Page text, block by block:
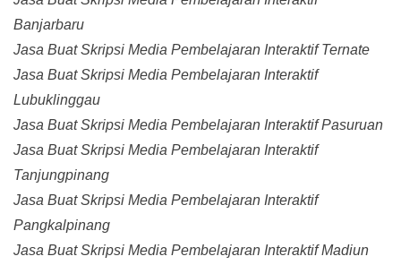
Banjarbaru
Jasa Buat Skripsi Media Pembelajaran Interaktif Ternate
Jasa Buat Skripsi Media Pembelajaran Interaktif
Lubuklinggau
Jasa Buat Skripsi Media Pembelajaran Interaktif Pasuruan
Jasa Buat Skripsi Media Pembelajaran Interaktif
Tanjungpinang
Jasa Buat Skripsi Media Pembelajaran Interaktif
Pangkalpinang
Jasa Buat Skripsi Media Pembelajaran Interaktif Madiun